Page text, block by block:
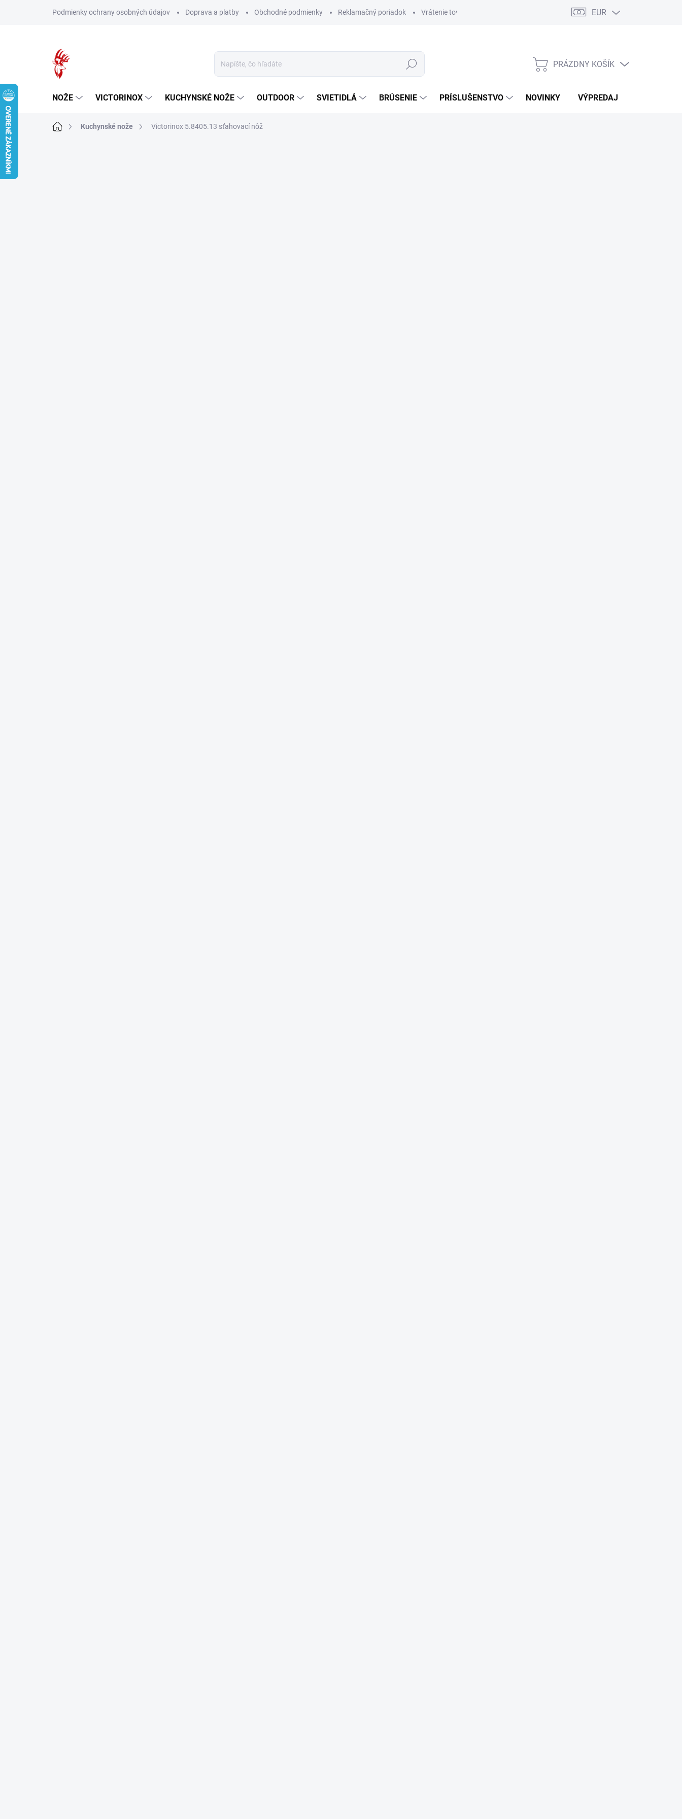
Podmienky ochrany osobných údajov Doprava a platby Obchodné podmienky Reklamačný poriadok Vrátenie tovaru EUR
Hľadať
NÁKUPNÝ
PRÁZDNY KOŠÍK
NOŽE VICTORINOX KUCHYNSKÉ NOŽE OUTDOOR SVIETIDLÁ BRÚSENIE PRÍSLUŠENSTVO NOVINKY VÝPREDAJ
DomovKuchynské nože Victorinox 5.8405.13 sťahovací nôž